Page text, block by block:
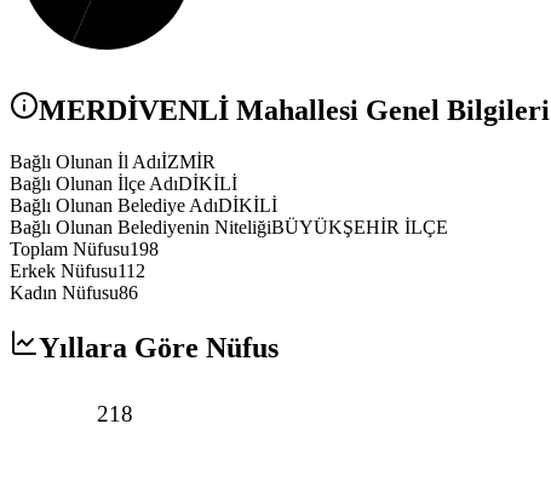
MERDİVENLİ Mahallesi Genel Bilgileri
Bağlı Olunan İl AdıİZMİR
Bağlı Olunan İlçe AdıDİKİLİ
Bağlı Olunan Belediye AdıDİKİLİ
Bağlı Olunan Belediyenin NiteliğiBÜYÜKŞEHİR İLÇE
Toplam Nüfusu198
Erkek Nüfusu112
Kadın Nüfusu86
Yıllara Göre Nüfus
218